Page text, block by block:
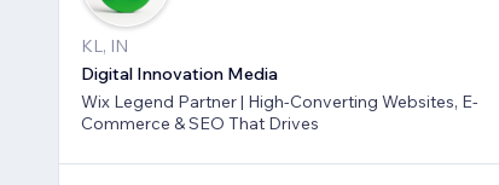
KL, IN
Digital Innovation Media
Wix Legend Partner | High-Converting Websites, E-
Commerce & SEO That Drives